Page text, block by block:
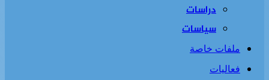
دراسات
سياسات
ملفات خاصة
فعاليات